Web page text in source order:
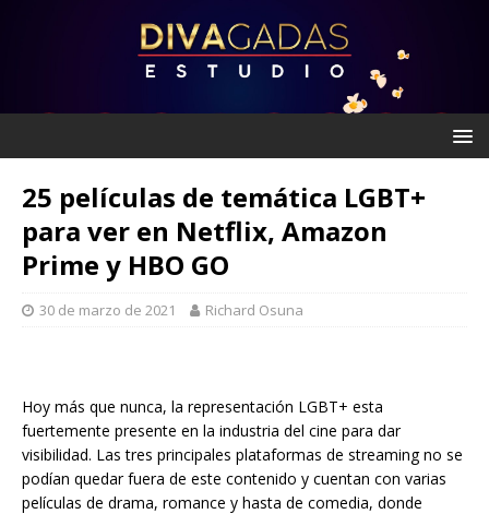
25 películas de temática LGBT+
para ver en Netflix, Amazon
Prime y HBO GO
30 de marzo de 2021 Richard Osuna
Hoy más que nunca, la representación LGBT+ esta
fuertemente presente en la industria del cine para dar
visibilidad. Las tres principales plataformas de streaming no se
podían quedar fuera de este contenido y cuentan con varias
películas de drama, romance y hasta de comedia, donde